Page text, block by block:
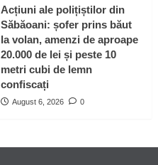
Acțiuni ale polițiștilor din
Săbăoani: șofer prins băut
la volan, amenzi de aproape
20.000 de lei și peste 10
metri cubi de lemn
confiscați
August 6, 2026 0